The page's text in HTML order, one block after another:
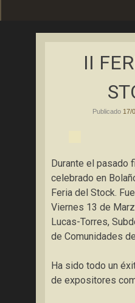
ABEA
II
Publicado 17/
Durante el pasado
celebrado en
Feria del Stock.
Viernes 13 de
Lucas-Torres,
de Comunidades
Ha sido todo un
de expositores